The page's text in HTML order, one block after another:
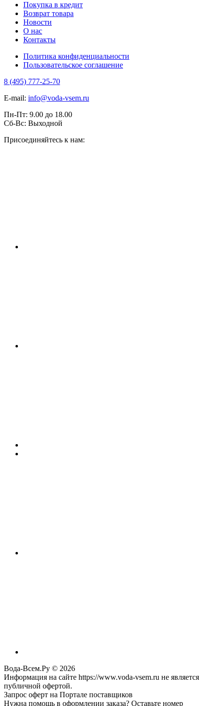
Покупка в кредит
Возврат товара
Новости
О нас
Контакты
Политика конфиденциальности
Пользовательское соглашение
8 (495) 777-25-70
E-mail: info@voda-vsem.ru
Пн-Пт: 9.00 до 18.00
Сб-Вс: Выходной
Присоединяйтесь к нам:
Вода-Всем.Ру © 2026
Информация на сайте https://www.voda-vsem.ru не является
публичной офертой.
Запрос оферт на Портале поставщиков
Нужна помощь в оформлении заказа? Оставьте номер